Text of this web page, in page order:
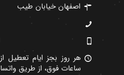
اصفهان خیابان طیب
ساعات فوق، از طریق